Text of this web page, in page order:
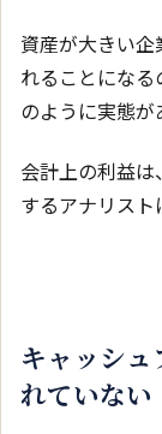
資産が大きい
れることにな
のように実態が
会計上の利益
するアナリスト
キャッシ
れていない